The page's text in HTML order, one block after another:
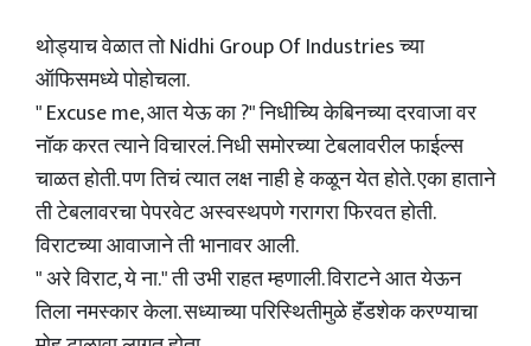
थोड्याच वेळात तो Nidhi Group Of Industries च्या
ऑफिसमध्ये पोहोचला.
" Excuse me, आत येऊ‌ का ?" निधीच्यि केबिनच्या दरवाजा वर
नॉक करत त्याने विचारलं. निधी समोरच्या टेबलावरील फाईल्स
चाळत होती. पण तिचं त्यात लक्ष नाही हे कळून येत होते. एका हाताने
ती टेबलावरचा पेपरवेट अस्वस्थपणे गरागरा फिरवत होती.
विराटच्या आवाजाने ती भानावर आली.
" अरे विराट, ये ना." ती उभी राहत म्हणाली. विराटने आत येऊन
तिला नमस्कार केला. सध्याच्या परिस्थितीमुळे हॅंडशेक करण्याचा